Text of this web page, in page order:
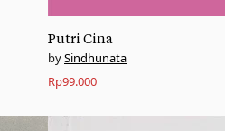
Putri Cina
Sindhunata
Rp99.000